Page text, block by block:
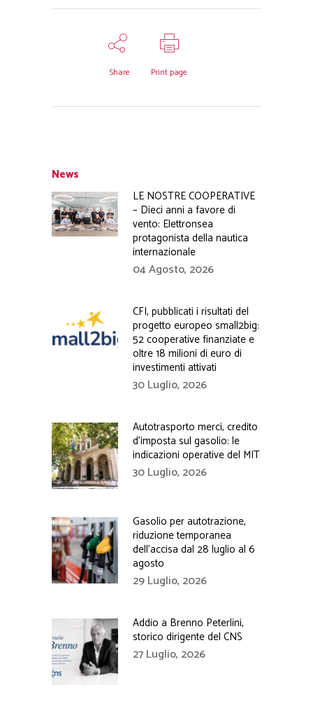
Share Print page
News
LE NOSTRE COOPERATIVE
– Dieci anni a favore di
vento: Elettronsea
protagonista della nautica
internazionale
04 Agosto, 2026
CFI, pubblicati i risultati del
progetto europeo small2big:
52 cooperative finanziate e
oltre 18 milioni di euro di
investimenti attivati
30 Luglio, 2026
Autotrasporto merci, credito
d’imposta sul gasolio: le
indicazioni operative del MIT
30 Luglio, 2026
Gasolio per autotrazione,
riduzione temporanea
dell’accisa dal 28 luglio al 6
agosto
29 Luglio, 2026
Addio a Brenno Peterlini,
storico dirigente del CNS
27 Luglio, 2026